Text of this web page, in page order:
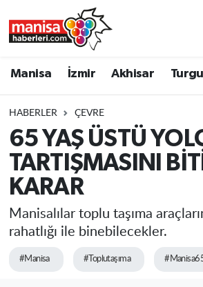
Manisa İzmir Akhisar
HABERLER ÇEVRE
65 YAŞ ÜSTÜ
TARTIŞMASINI
KARAR
Manisalılar toplu taşıma
rahatlığı ile binebilecekler.
#Manisa #Toplutaşıma
Turgutlu
Salihli
Saruhanlı
Soma
Manisa Nöbetçi Eczaneler
Manisa Namaz Vakitleri
Manisa Trafik Yoğunluk Haritası
Süper Lig Puan Durumu ve Fikstür
Tüm Manşetler
Son Dakika Haberleri